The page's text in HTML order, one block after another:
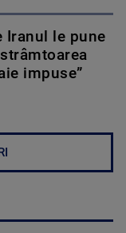
Iranul le pune
impuse”